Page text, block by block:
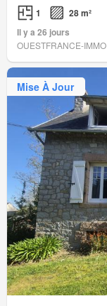
1
28 m²
Il y a 26 jours
OUESTFRANCE-IMMO
Mise À Jour